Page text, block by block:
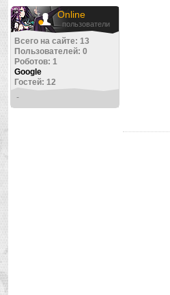
Online
пользователи
Всего на сайте: 13
Пользователей: 0
Роботов: 1
Google
Гостей: 12
-